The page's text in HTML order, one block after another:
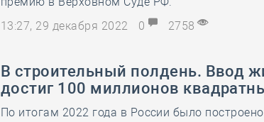
13:27, 29 декабря 2022
0 2758
В строительный полдень. Ввод
достиг 100 миллионов
По итогам 2022 года в России было